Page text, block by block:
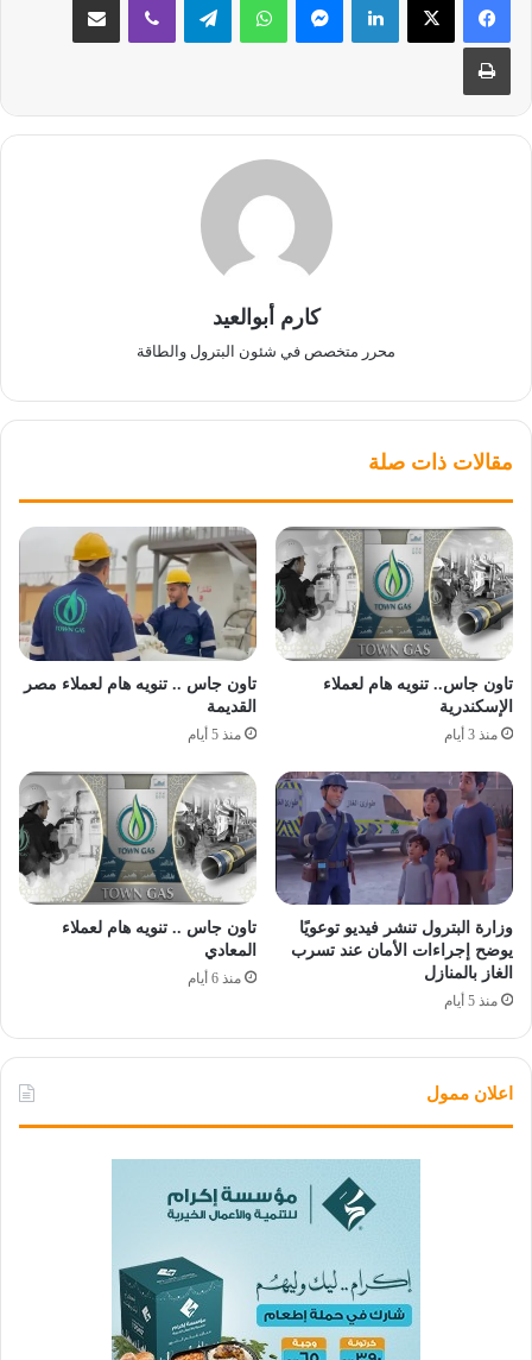
طباعة
كارم أبوالعيد
محرر متخصص في شئون البترول والطاقة
مقالات ذات صلة
تاون جاس.. تنويه هام لعملاء
الإسكندرية
منذ 3 أيام
تاون جاس .. تنويه هام لعملاء مصر
القديمة
منذ 5 أيام
وزارة البترول تنشر فيديو توعويًا
يوضح إجراءات الأمان عند تسرب
الغاز بالمنازل
منذ 5 أيام
تاون جاس .. تنويه هام لعملاء
المعادي
منذ 6 أيام
اعلان ممول